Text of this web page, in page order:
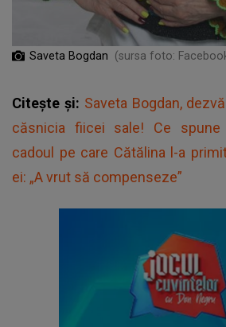
Saveta Bogdan (sursa foto:
Citește și: Saveta Bogdan,
căsnicia fiicei sale! Ce spune
cadoul pe care Cătălina l-a
ei: „A vrut să compenseze”